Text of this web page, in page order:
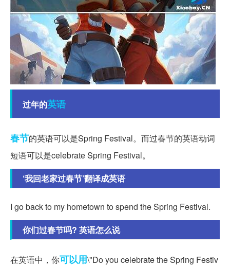
过年的英语
春节的英语可以是Spring Festival。而过春节的英语动词
短语可以是celebrate Spring Festival。
‘我回老家过春节’翻译成英语
I go back to my hometown to spend the Spring Festival.
你们过春节吗? 英语怎么说
在英语中，你可以用\"Do you celebrate the Spring Festiv